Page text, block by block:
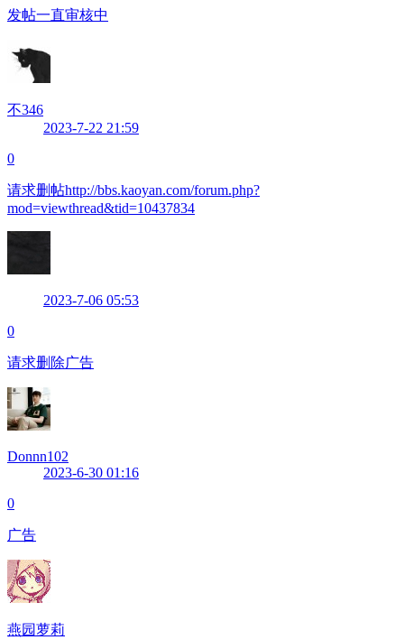
发帖一直审核中
不346
2023-7-22 21:59
0
请求删帖http://bbs.kaoyan.com/forum.php?
mod=viewthread&tid=10437834
2023-7-06 05:53
0
请求删除广告
Donnn102
2023-6-30 01:16
0
广告
燕园萝莉